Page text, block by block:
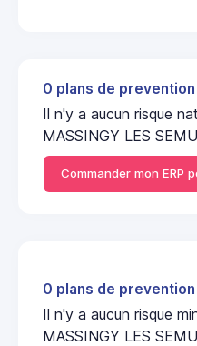
0 plans de
Il n'y a aucun risque
MASSINGY LES
Commander mon ERP
0 plans de
Il n'y a aucun risque
MASSINGY LES